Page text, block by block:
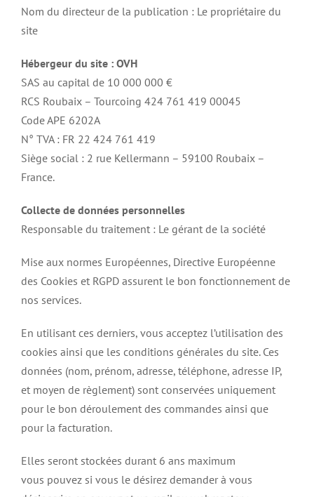
Nom du directeur de la publication : Le propriétaire du
site
Hébergeur du site :OVH
SAS au capital de 10 000 000 €
RCS Roubaix – Tourcoing 424 761 419 00045
Code APE 6202A
N° TVA : FR 22 424 761 419
Siège social : 2 rue Kellermann – 59100 Roubaix –
France.
Collecte de données personnelles
Responsable du traitement : Le gérant de la société
Mise aux normes Européennes, Directive Européenne
des Cookies et RGPD assurent le bon fonctionnement de
nos services.
En utilisant ces derniers, vous acceptez l’utilisation des
cookies ainsi que les conditions générales du site. Ces
données (nom, prénom, adresse, téléphone, adresse IP,
et moyen de règlement) sont conservées uniquement
pour le bon déroulement des commandes ainsi que
pour la facturation.
Elles seront stockées durant 6 ans maximum
vous pouvez si vous le désirez demander à vous